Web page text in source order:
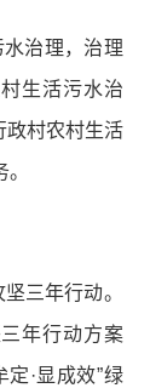
治理，治理
生活污水治
政村农村生活
三年行动。
年行动方案
·显成效”绿